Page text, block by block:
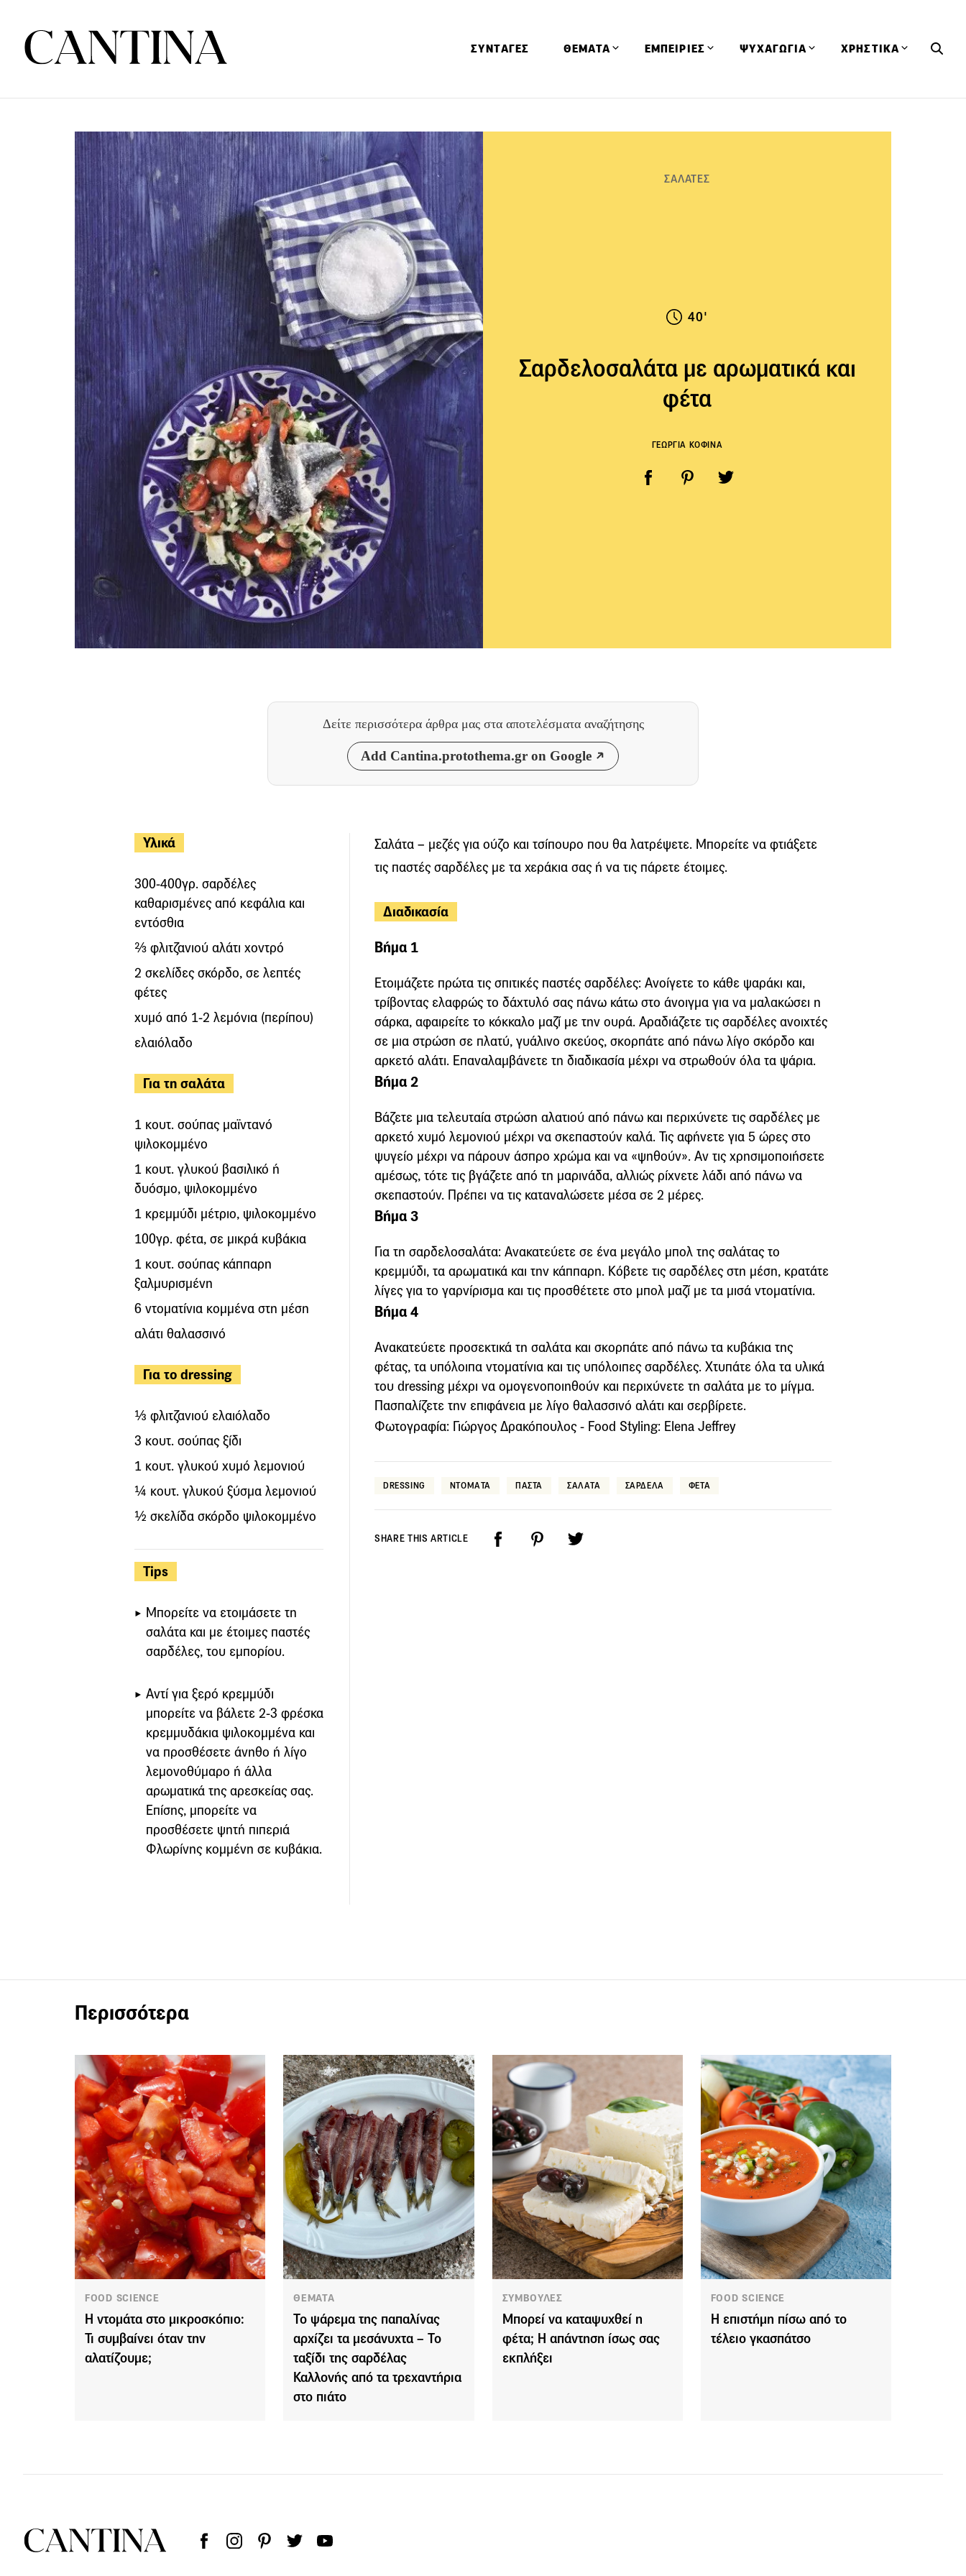
ΣΥΝΤΑΓΕΣ ΘΕΜΑΤΑ ΕΜΠΕΙΡΙΕΣ ΨΥΧΑΓΩΓΙΑ ΧΡΗΣΤΙΚΑ
ΣΑΛΑΤΕΣ
40'
Σαρδελοσαλάτα με αρωματικά και
φέτα
ΓΕΩΡΓΙΑ ΚΟΦΙΝΑ
Δείτε περισσότερα άρθρα μας στα αποτελέσματα αναζήτησης
Add Cantina.protothema.gr on Google
Υλικά
300-400γρ. σαρδέλες
καθαρισμένες από κεφάλια και
εντόσθια
⅔ φλιτζανιού αλάτι χοντρό
2 σκελίδες σκόρδο, σε λεπτές
φέτες
χυμό από 1-2 λεμόνια (περίπου)
ελαιόλαδο
Για τη σαλάτα
1 κουτ. σούπας μαϊντανό
ψιλοκομμένο
1 κουτ. γλυκού βασιλικό ή
δυόσμο, ψιλοκομμένο
1 κρεμμύδι μέτριο, ψιλοκομμένο
100γρ. φέτα, σε μικρά κυβάκια
1 κουτ. σούπας κάππαρη
ξαλμυρισμένη
6 ντοματίνια κομμένα στη μέση
αλάτι θαλασσινό
Για το dressing
⅓ φλιτζανιού ελαιόλαδο
3 κουτ. σούπας ξίδι
1 κουτ. γλυκού χυμό λεμονιού
¼ κουτ. γλυκού ξύσμα λεμονιού
½ σκελίδα σκόρδο ψιλοκομμένο
Tips
Μπορείτε να ετοιμάσετε τη
σαλάτα και με έτοιμες παστές
σαρδέλες, του εμπορίου.
Αντί για ξερό κρεμμύδι
μπορείτε να βάλετε 2-3 φρέσκα
κρεμμυδάκια ψιλοκομμένα και
να προσθέσετε άνηθο ή λίγο
λεμονοθύμαρο ή άλλα
αρωματικά της αρεσκείας σας.
Επίσης, μπορείτε να
προσθέσετε ψητή πιπεριά
Φλωρίνης κομμένη σε κυβάκια.
Σαλάτα – μεζές για ούζο και τσίπουρο που θα λατρέψετε. Μπορείτε να φτιάξετε
τις παστές σαρδέλες με τα χεράκια σας ή να τις πάρετε έτοιμες.
Διαδικασία
Βήμα 1
Ετοιμάζετε πρώτα τις σπιτικές παστές σαρδέλες: Ανοίγετε το κάθε ψαράκι και,
τρίβοντας ελαφρώς το δάχτυλό σας πάνω κάτω στο άνοιγμα για να μαλακώσει η
σάρκα, αφαιρείτε το κόκκαλο μαζί με την ουρά. Αραδιάζετε τις σαρδέλες ανοιχτές
σε μια στρώση σε πλατύ, γυάλινο σκεύος, σκορπάτε από πάνω λίγο σκόρδο και
αρκετό αλάτι. Επαναλαμβάνετε τη διαδικασία μέχρι να στρωθούν όλα τα ψάρια.
Βήμα 2
Βάζετε μια τελευταία στρώση αλατιού από πάνω και περιχύνετε τις σαρδέλες με
αρκετό χυμό λεμονιού μέχρι να σκεπαστούν καλά. Τις αφήνετε για 5 ώρες στο
ψυγείο μέχρι να πάρουν άσπρο χρώμα και να «ψηθούν». Αν τις χρησιμοποιήσετε
αμέσως, τότε τις βγάζετε από τη μαρινάδα, αλλιώς ρίχνετε λάδι από πάνω να
σκεπαστούν. Πρέπει να τις καταναλώσετε μέσα σε 2 μέρες.
Βήμα 3
Για τη σαρδελοσαλάτα: Ανακατεύετε σε ένα μεγάλο μπολ της σαλάτας το
κρεμμύδι, τα αρωματικά και την κάππαρη. Κόβετε τις σαρδέλες στη μέση, κρατάτε
λίγες για το γαρνίρισμα και τις προσθέτετε στο μπολ μαζί με τα μισά ντοματίνια.
Βήμα 4
Ανακατεύετε προσεκτικά τη σαλάτα και σκορπάτε από πάνω τα κυβάκια της
φέτας, τα υπόλοιπα ντοματίνια και τις υπόλοιπες σαρδέλες. Χτυπάτε όλα τα υλικά
του dressing μέχρι να ομογενοποιηθούν και περιχύνετε τη σαλάτα με το μίγμα.
Πασπαλίζετε την επιφάνεια με λίγο θαλασσινό αλάτι και σερβίρετε.
Φωτογραφία: Γιώργος Δρακόπουλος - Food Styling: Elena Jeffrey
DRESSING ΝΤΟΜΑΤΑ ΠΑΣΤΑ ΣΑΛΑΤΑ ΣΑΡΔΕΛΑ ΦΕΤΑ
SHARE THIS ARTICLE
Περισσότερα
FOOD SCIENCE
Η ντομάτα στο μικροσκόπιο:
Τι συμβαίνει όταν την
αλατίζουμε;
ΘΕΜΑΤΑ
Το ψάρεμα της παπαλίνας
αρχίζει τα μεσάνυχτα – Το
ταξίδι της σαρδέλας
Καλλονής από τα τρεχαντήρια
στο πιάτο
ΣΥΜΒΟΥΛΕΣ
Μπορεί να καταψυχθεί η
φέτα; Η απάντηση ίσως σας
εκπλήξει
FOOD SCIENCE
Η επιστήμη πίσω από το
τέλειο γκασπάτσο